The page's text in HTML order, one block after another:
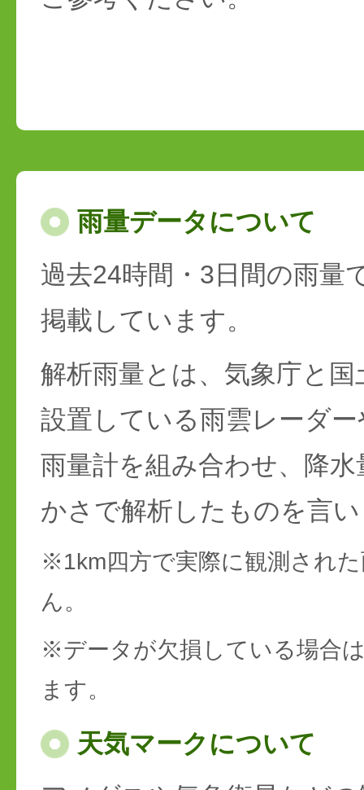
雨量データについて
過去24時間・3日間の雨量
掲載しています。
解析雨量とは、気象庁と
設置している雨雲レーダ
雨量計を組み合わせ、降
かさで解析したものを言
※1km四方で実際に観測され
ん。
※データが欠損している場合
ます。
天気マークについて